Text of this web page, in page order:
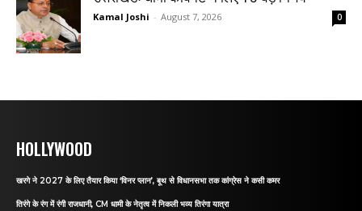
Kamal Joshi - August 7, 2026 0
HOLLYWOOD
खरगे ने 2027 के लिए तैयार किया ‘विनर प्लान’, बूथ से विधानसभा तक कांग्रेस ने कसी कमर
तिरंगे के रंग में रंगी राजधानी, CM धामी के नेतृत्व में निकली भव्य तिरंगा यात्रा